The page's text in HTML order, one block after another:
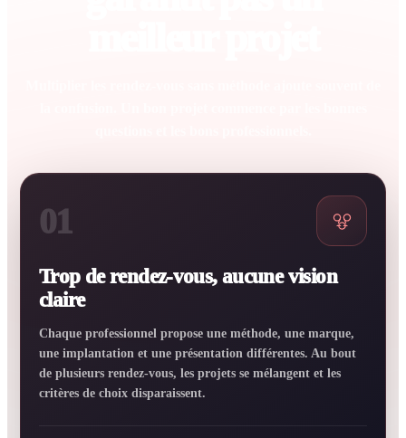
01
Trop de rendez-vous, aucune vision
claire
Chaque professionnel propose une méthode, une marque,
une implantation et une présentation différentes. Au bout
de plusieurs rendez-vous, les projets se mélangent et les
critères de choix disparaissent.